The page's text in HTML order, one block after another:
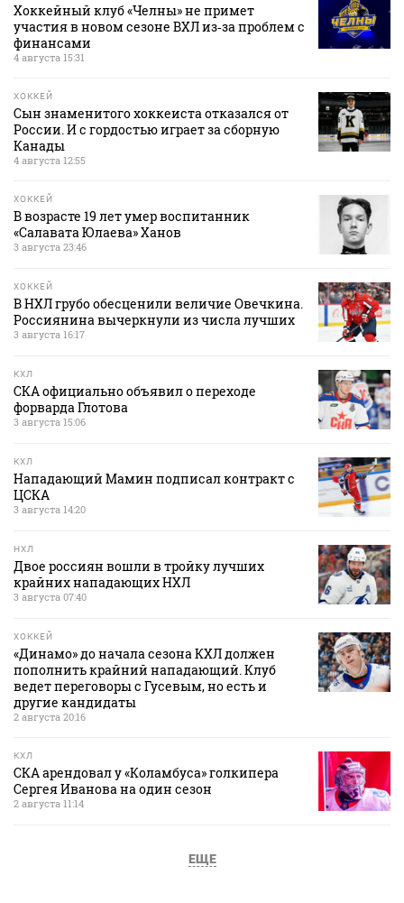
Хоккейный клуб «Челны» не примет
участия в новом сезоне ВХЛ из‑за проблем с
финансами
4 августа 15:31
ХОККЕЙ
Сын знаменитого хоккеиста отказался от
России. И с гордостью играет за сборную
Канады
4 августа 12:55
ХОККЕЙ
В возрасте 19 лет умер воспитанник
«Салавата Юлаева» Ханов
3 августа 23:46
ХОККЕЙ
В НХЛ грубо обесценили величие Овечкина.
Россиянина вычеркнули из числа лучших
3 августа 16:17
КХЛ
СКА официально объявил о переходе
форварда Глотова
3 августа 15:06
КХЛ
Нападающий Мамин подписал контракт с
ЦСКА
3 августа 14:20
НХЛ
Двое россиян вошли в тройку лучших
крайних нападающих НХЛ
3 августа 07:40
ХОККЕЙ
«Динамо» до начала сезона КХЛ должен
пополнить крайний нападающий. Клуб
ведет переговоры с Гусевым, но есть и
другие кандидаты
2 августа 20:16
КХЛ
СКА арендовал у «Коламбуса» голкипера
Сергея Иванова на один сезон
2 августа 11:14
ЕЩЕ